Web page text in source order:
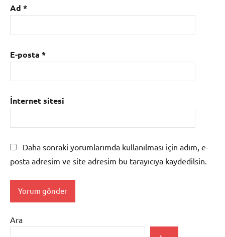
Ad *
E-posta *
İnternet sitesi
Daha sonraki yorumlarımda kullanılması için adım, e-
posta adresim ve site adresim bu tarayıcıya kaydedilsin.
Ara